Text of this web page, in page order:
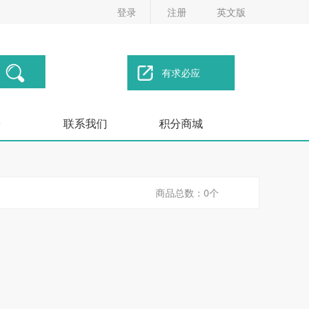
登录 注册 英文版
有求必应
联系我们 积分商城
商品总数：0个